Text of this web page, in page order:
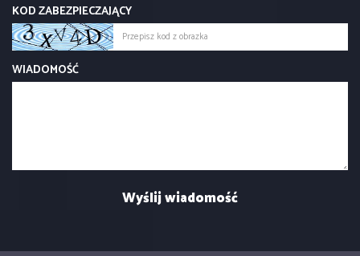
KOD ZABEZPIECZAJĄCY
WIADOMOŚĆ